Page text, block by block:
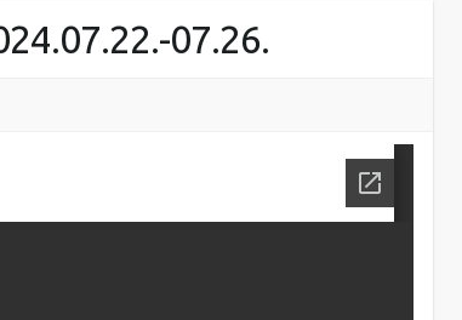
07.26.